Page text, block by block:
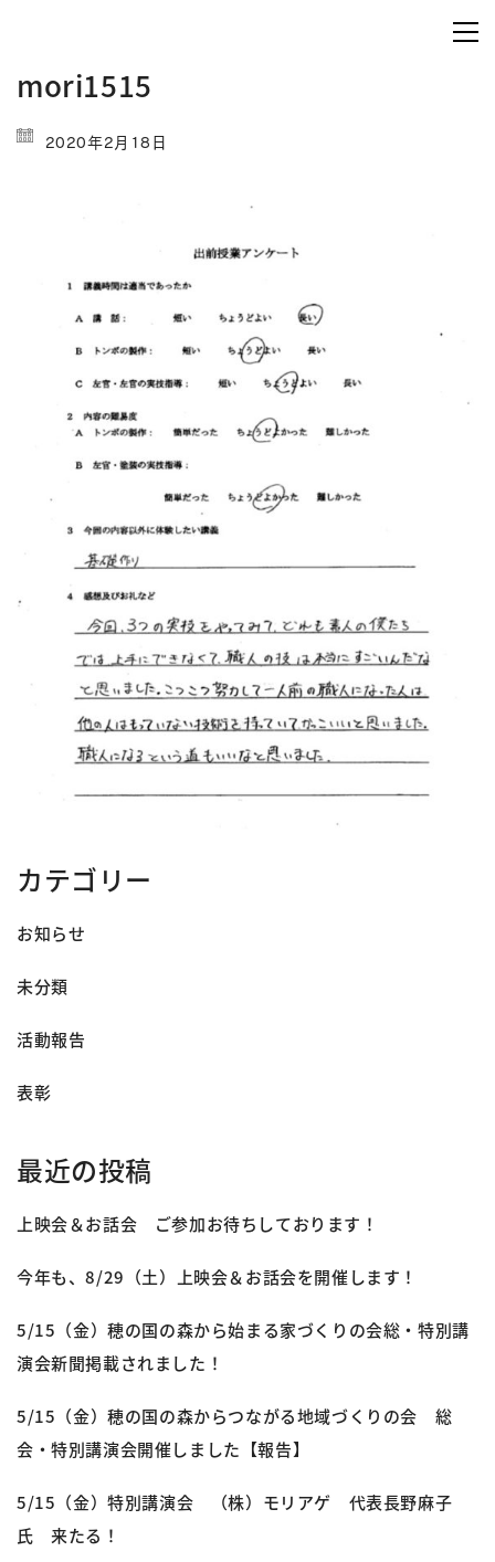
mori1515
2020年2月18日
カテゴリー
お知らせ
未分類
活動報告
表彰
最近の投稿
上映会＆お話会 ご参加お待ちしております！
今年も、8/29（土）上映会＆お話会を開催します！
5/15（金）穂の国の森から始まる家づくりの会総・特別講
演会新聞掲載されました！
5/15（金）穂の国の森からつながる地域づくりの会 総
会・特別講演会開催しました【報告】
5/15（金）特別講演会 （株）モリアゲ 代表長野麻子
氏 来たる！